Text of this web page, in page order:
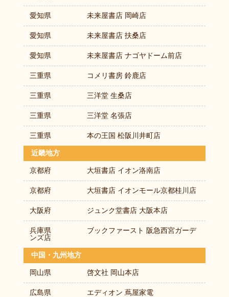
愛知県 未来屋書店 岡崎店
愛知県 未来屋書店 扶桑店
愛知県 未来屋書店 ナゴヤドーム前店
三重県 コメリ書房 鈴鹿店
三重県 三洋堂 生桑店
三重県 三洋堂 名張店
三重県 本の王国 松阪川井町店
近畿地方
京都府 大垣書店 イオン洛南店
京都府 大垣書店 イオンモール京都桂川店
大阪府 ジュンク堂書店 大阪本店
兵庫県
ブックファースト 阪急西宮ガーデ
ンズ店
中国・九州地方
岡山県 啓文社 岡山本店
広島県 エディオン 蔦屋家電